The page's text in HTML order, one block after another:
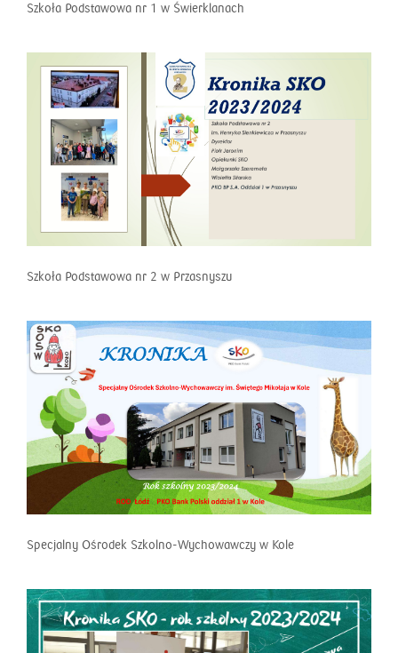
Szkoła Podstawowa nr 1 w Świerklanach
Szkoła Podstawowa nr 2 w Przasnyszu
Specjalny Ośrodek Szkolno-Wychowawczy w Kole